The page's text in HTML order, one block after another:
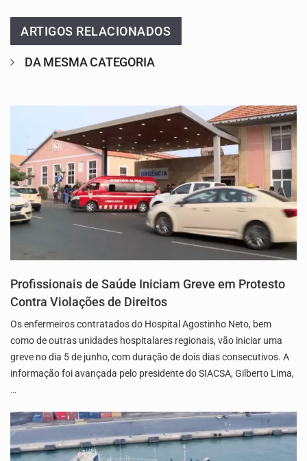
ARTIGOS RELACIONADOS
DA MESMA CATEGORIA
Profissionais de Saúde Iniciam Greve em Protesto
Contra Violações de Direitos
Os enfermeiros contratados do Hospital Agostinho Neto, bem
como de outras unidades hospitalares regionais, vão iniciar uma
greve no dia 5 de junho, com duração de dois dias consecutivos. A
informação foi avançada pelo presidente do SIACSA, Gilberto Lima,
…